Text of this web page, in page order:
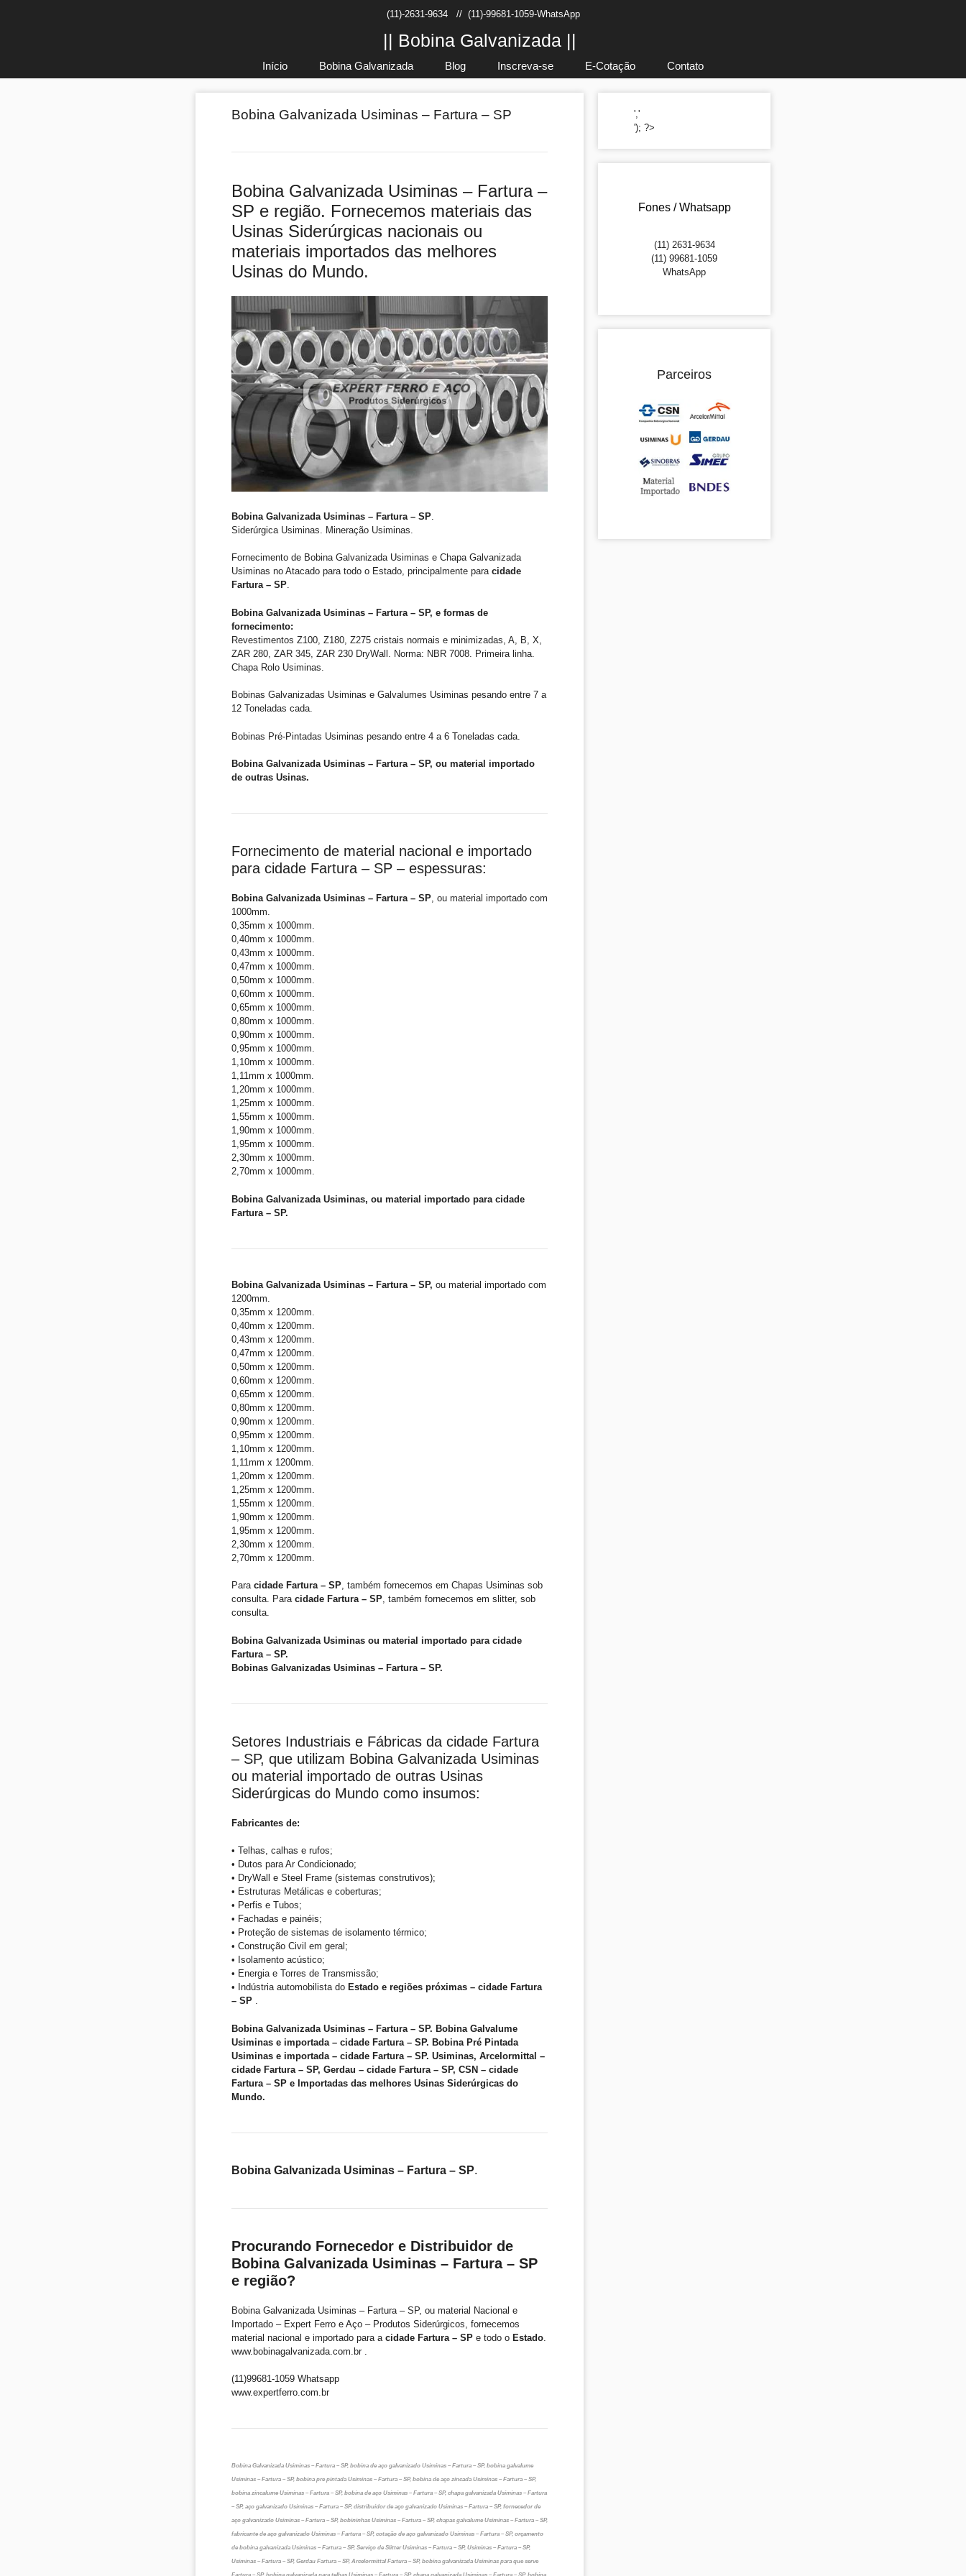
(11)-2631-9634// (11)-99681-1059-WhatsApp
|| Bobina Galvanizada ||
Início Bobina Galvanizada Blog Inscreva-se E-Cotação Contato
Bobina Galvanizada Usiminas – Fartura – SP
Bobina Galvanizada Usiminas – Fartura –
SP e região. Fornecemos materiais das
Usinas Siderúrgicas nacionais ou
materiais importados das melhores
Usinas do Mundo.
Bobina Galvanizada Usiminas – Fartura – SP
Siderúrgica Usiminas. Mineração Usiminas.
Fornecimento de Bobina Galvanizada Usiminas e Chapa Galvanizada
Usiminas no Atacado para todo o Estado, principalmente para cidade
Fartura – SP.
Bobina Galvanizada Usiminas – Fartura – SP, e formas de
fornecimento:
Revestimentos Z100, Z180, Z275 cristais normais e minimizadas, A, B, X,
ZAR 280, ZAR 345, ZAR 230 DryWall. Norma: NBR 7008. Primeira linha.
Chapa Rolo Usiminas.
Bobinas Galvanizadas Usiminas e Galvalumes Usiminas pesando entre 7 a
12 Toneladas cada.
Bobinas Pré-Pintadas Usiminas pesando entre 4 a 6 Toneladas cada.
Bobina Galvanizada Usiminas – Fartura – SP, ou material importado
de outras Usinas.
Fornecimento de material nacional e importado
para cidade Fartura – SP – espessuras:
Bobina Galvanizada Usiminas – Fartura – SP, ou material importado com
1000mm.
0,35mm x 1000mm.
0,40mm x 1000mm.
0,43mm x 1000mm.
0,47mm x 1000mm.
0,50mm x 1000mm.
0,60mm x 1000mm.
0,65mm x 1000mm.
0,80mm x 1000mm.
0,90mm x 1000mm.
0,95mm x 1000mm.
1,10mm x 1000mm.
1,11mm x 1000mm.
1,20mm x 1000mm.
1,25mm x 1000mm.
1,55mm x 1000mm.
1,90mm x 1000mm.
1,95mm x 1000mm.
2,30mm x 1000mm.
2,70mm x 1000mm.
Bobina Galvanizada Usiminas, ou material importado para cidade
Fartura – SP.
Bobina Galvanizada Usiminas – Fartura – SP, ou material importado com
1200mm.
0,35mm x 1200mm.
0,40mm x 1200mm.
0,43mm x 1200mm.
0,47mm x 1200mm.
0,50mm x 1200mm.
0,60mm x 1200mm.
0,65mm x 1200mm.
0,80mm x 1200mm.
0,90mm x 1200mm.
0,95mm x 1200mm.
1,10mm x 1200mm.
1,11mm x 1200mm.
1,20mm x 1200mm.
1,25mm x 1200mm.
1,55mm x 1200mm.
1,90mm x 1200mm.
1,95mm x 1200mm.
2,30mm x 1200mm.
2,70mm x 1200mm.
Para cidade Fartura – SP, também fornecemos em Chapas Usiminas sob
consulta. Para cidade Fartura – SP, também fornecemos em slitter, sob
consulta.
Bobina Galvanizada Usiminas ou material importado para cidade
Fartura – SP.
Bobinas Galvanizadas Usiminas – Fartura – SP.
Setores Industriais e Fábricas da cidade Fartura
– SP, que utilizam Bobina Galvanizada Usiminas
ou material importado de outras Usinas
Siderúrgicas do Mundo como insumos:
Fabricantes de:
• Telhas, calhas e rufos;
• Dutos para Ar Condicionado;
• DryWall e Steel Frame (sistemas construtivos);
• Estruturas Metálicas e coberturas;
• Perfis e Tubos;
• Fachadas e painéis;
• Proteção de sistemas de isolamento térmico;
• Construção Civil em geral;
• Isolamento acústico;
• Energia e Torres de Transmissão;
• Indústria automobilista do Estado e regiões próximas – cidade Fartura
– SP .
Bobina Galvanizada Usiminas – Fartura – SP. Bobina Galvalume
Usiminas e importada – cidade Fartura – SP. Bobina Pré Pintada
Usiminas e importada – cidade Fartura – SP. Usiminas, Arcelormittal –
cidade Fartura – SP, Gerdau – cidade Fartura – SP, CSN – cidade
Fartura – SP e Importadas das melhores Usinas Siderúrgicas do
Mundo.
Bobina Galvanizada Usiminas – Fartura – SP.
Procurando Fornecedor e Distribuidor de
Bobina Galvanizada Usiminas – Fartura – SP
e região?
Bobina Galvanizada Usiminas – Fartura – SP, ou material Nacional e
Importado – Expert Ferro e Aço – Produtos Siderúrgicos, fornecemos
material nacional e importado para a cidade Fartura – SP e todo o Estado
www.bobinagalvanizada.com.br .
(11)99681-1059 Whatsapp
www.expertferro.com.br
Bobina Galvanizada Usiminas – Fartura – SP, bobina de aço galvanizado Usiminas – Fartura – SP, bobina galvalume
Usiminas – Fartura – SP, bobina pre pintada Usiminas – Fartura – SP, bobina de aço zincada Usiminas – Fartura – SP,
bobina zincalume Usiminas – Fartura – SP, bobina de aço Usiminas – Fartura – SP, chapa galvanizada Usiminas – Fartura
– SP, aço galvanizado Usiminas – Fartura – SP, distribuidor de aço galvanizado Usiminas – Fartura – SP, fornecedor de
aço galvanizado Usiminas – Fartura – SP, bobininhas Usiminas – Fartura – SP, chapas galvalume Usiminas – Fartura – SP,
fabricante de aço galvanizado Usiminas – Fartura – SP, cotação de aço galvanizado Usiminas – Fartura – SP, orçamento
de bobina galvanizada Usiminas – Fartura – SP, Serviço de Slitter Usiminas – Fartura – SP, Usiminas – Fartura – SP,
Usiminas – Fartura – SP, Gerdau Fartura – SP, Arcelormittal Fartura – SP, bobina galvanizada Usiminas para que serve
','
'); ?>
Fones / Whatsapp
(11) 2631-9634
(11) 99681-1059
WhatsApp
Parceiros